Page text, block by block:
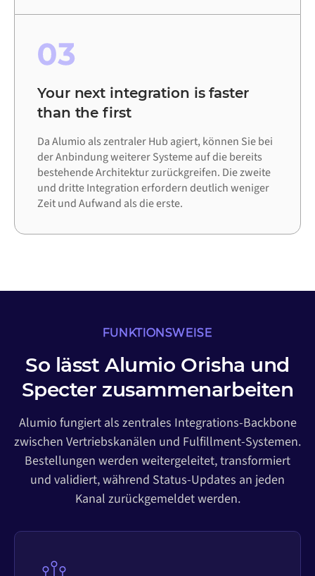
03
Your next integration is faster
than the first
Da Alumio als zentraler Hub agiert, können Sie bei
der Anbindung weiterer Systeme auf die bereits
bestehende Architektur zurückgreifen. Die zweite
und dritte Integration erfordern deutlich weniger
Zeit und Aufwand als die erste.
FUNKTIONSWEISE
So lässt Alumio Orisha und
Specter zusammenarbeiten
Alumio fungiert als zentrales Integrations-Backbone
zwischen Vertriebskanälen und Fulfillment-Systemen.
Bestellungen werden weitergeleitet, transformiert
und validiert, während Status-Updates an jeden
Kanal zurückgemeldet werden.